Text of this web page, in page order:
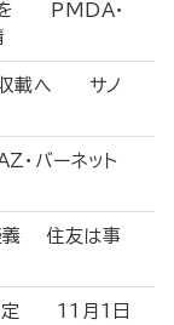
を PMDA・
収載へ サノ
・バーネット
義 住友は事
算定 11月1日